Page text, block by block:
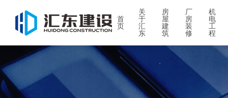
首
页
关
于
汇
东
房
屋
建
筑
厂
房
装
修
机
电
工
程